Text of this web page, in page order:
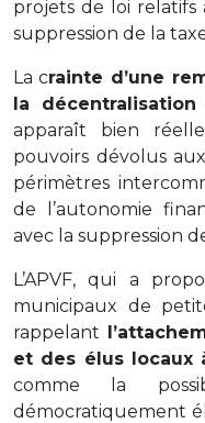
projets de loi
suppression de la
La crainte d’une
la décentralisation
apparaît bien
pouvoirs dévolus
périmètres
de l’autonomie
avec la suppression
L’APVF, qui a
municipaux de
rappelant
et des élus locaux
comme la
démocratiquement